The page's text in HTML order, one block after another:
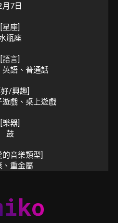
月7日
[星座]
瓶座
[語言]
英語、普通話
好/興趣]
遊戲、桌上遊戲
[樂器]
鼓
的音樂類型]
、重金屬